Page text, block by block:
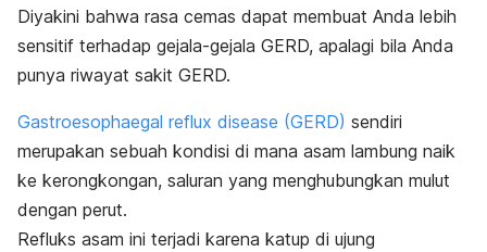
Diyakini bahwa rasa cemas dapat membuat Anda lebih
sensitif terhadap gejala-gejala GERD, apalagi bila Anda
punya riwayat sakit GERD.
Gastroesophaegal reflux disease (GERD) sendiri
merupakan sebuah kondisi di mana asam lambung naik
ke kerongkongan, saluran yang menghubungkan mulut
dengan perut.
Refluks asam ini terjadi karena katup di ujung